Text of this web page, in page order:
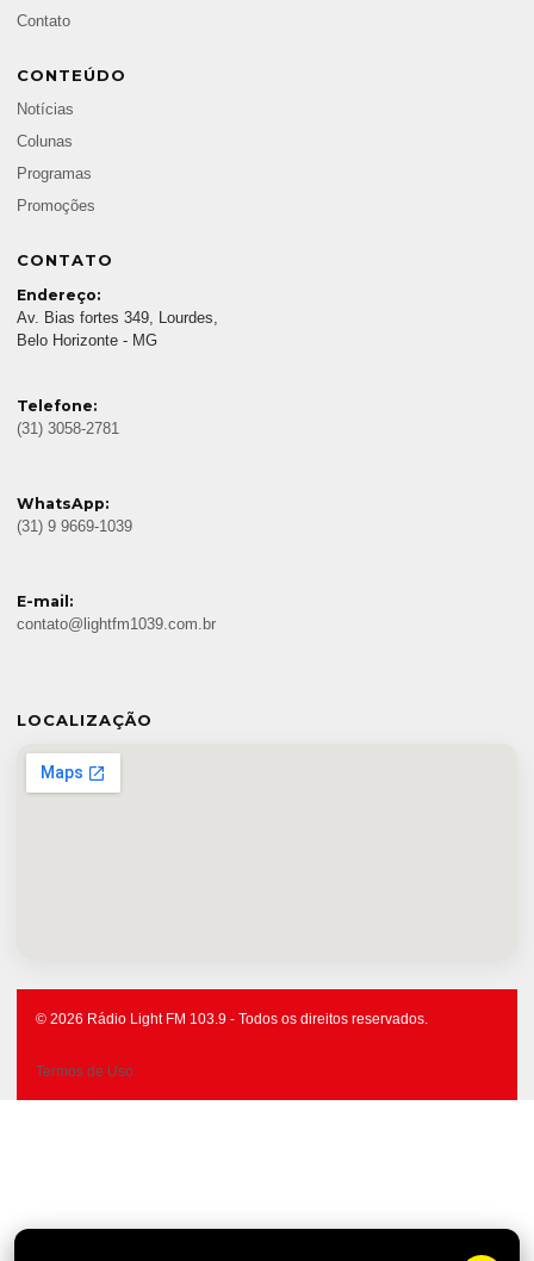
Contato
CONTEÚDO
Notícias
Colunas
Programas
Promoções
CONTATO
Endereço:
Av. Bias fortes 349, Lourdes,
Belo Horizonte - MG
Telefone:
(31) 3058-2781
WhatsApp:
(31) 9 9669-1039
E-mail:
contato@lightfm1039.com.br
LOCALIZAÇÃO
© 2026 Rádio Light FM 103.9 - Todos os direitos reservados.
Termos de Uso